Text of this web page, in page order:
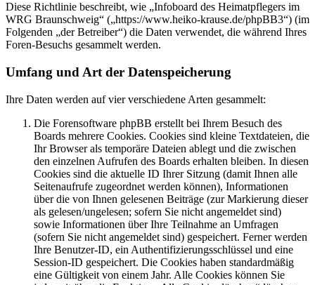
Diese Richtlinie beschreibt, wie „Infoboard des Heimatpflegers im
WRG Braunschweig“ („https://www.heiko-krause.de/phpBB3“) (im
Folgenden „der Betreiber“) die Daten verwendet, die während Ihres
Foren-Besuchs gesammelt werden.
Umfang und Art der Datenspeicherung
Ihre Daten werden auf vier verschiedene Arten gesammelt:
Die Forensoftware phpBB erstellt bei Ihrem Besuch des
Boards mehrere Cookies. Cookies sind kleine Textdateien, die
Ihr Browser als temporäre Dateien ablegt und die zwischen
den einzelnen Aufrufen des Boards erhalten bleiben. In diesen
Cookies sind die aktuelle ID Ihrer Sitzung (damit Ihnen alle
Seitenaufrufe zugeordnet werden können), Informationen
über die von Ihnen gelesenen Beiträge (zur Markierung dieser
als gelesen/ungelesen; sofern Sie nicht angemeldet sind)
sowie Informationen über Ihre Teilnahme an Umfragen
(sofern Sie nicht angemeldet sind) gespeichert. Ferner werden
Ihre Benutzer-ID, ein Authentifizierungsschlüssel und eine
Session-ID gespeichert. Die Cookies haben standardmäßig
eine Gültigkeit von einem Jahr. Alle Cookies können Sie